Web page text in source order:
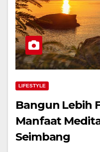
LIFESTYLE
Bangun Lebih
Manfaat
Seimbang